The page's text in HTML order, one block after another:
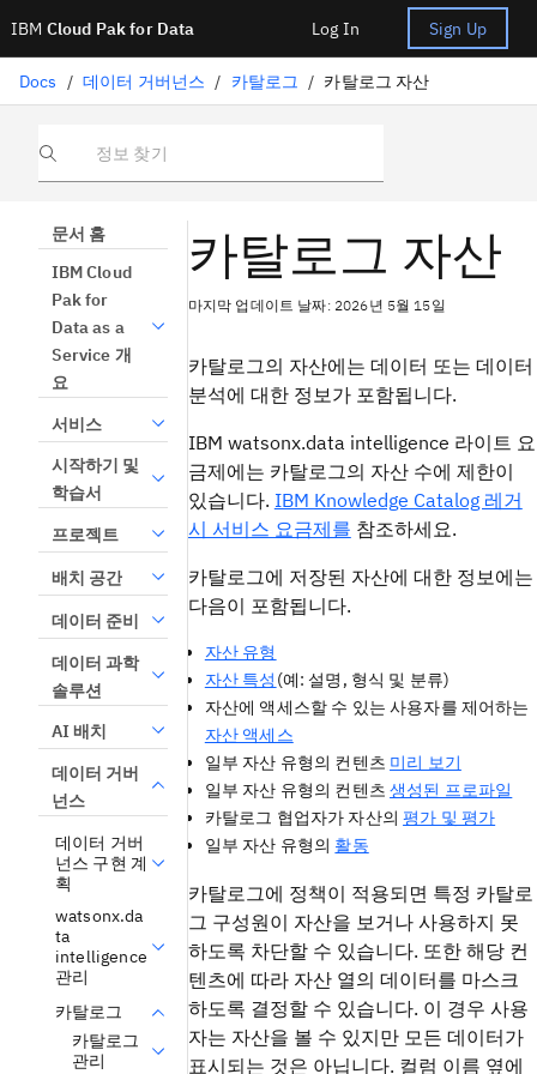
IBM Cloud Pak for Data Log In Sign Up
Docs / 데이터 거버넌스 / 카탈로그 / 카탈로그 자산
정보 찾기
문서 홈
IBM Cloud
Pak for
Data as a
Service 개
요
서비스
시작하기 및
학습서
프로젝트
배치 공간
데이터 준비
데이터 과학
솔루션
AI 배치
데이터 거버
넌스
데이터 거버
넌스 구현 계
획
watsonx.da
ta
intelligence
관리
카탈로그
카탈로그
관리
카탈로그 자산
마지막 업데이트 날짜: 2026년 5월 15일
카탈로그의 자산에는 데이터 또는 데이터
분석에 대한 정보가 포함됩니다.
IBM watsonx.data intelligence 라이트 요
금제에는 카탈로그의 자산 수에 제한이
있습니다. IBM Knowledge Catalog 레거
시 서비스 요금제를 참조하세요.
카탈로그에 저장된 자산에 대한 정보에는
다음이 포함됩니다.
자산 유형
자산 특성 (예: 설명, 형식 및 분류)
자산에 액세스할 수 있는 사용자를 제어하는
자산 액세스
일부 자산 유형의 컨텐츠 미리 보기
일부 자산 유형의 컨텐츠생성된 프로파일
카탈로그 협업자가 자산의평가 및 평가
일부 자산 유형의 활동
카탈로그에 정책이 적용되면 특정 카탈로
그 구성원이 자산을 보거나 사용하지 못
하도록 차단할 수 있습니다. 또한 해당 컨
텐츠에 따라 자산 열의 데이터를 마스크
하도록 결정할 수 있습니다. 이 경우 사용
자는 자산을 볼 수 있지만 모든 데이터가
표시되는 것은 아닙니다. 컬럼 이름 옆에